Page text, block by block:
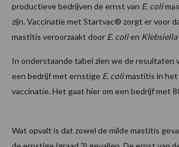
productieve bedrijven de ernst van E. coli
zijn. Vaccinatie met Startvac® zorgt er voor
mastitis veroorzaakt door E. colien Klebsiella
In onderstaande tabel zien we de resultaten
een bedrijf met ernstige E. colimastitis in het
vaccinatie. Het gaat hier om een bedrijf met
Wat opvalt is dat zowel de milde mastitis